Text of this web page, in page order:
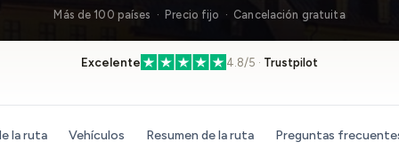
Más de 100 países · Precio fijo · Cancelación gratuita
Excelente 4.8/5 · Trustpilot
la ruta Vehículos Resumen de la ruta Preguntas